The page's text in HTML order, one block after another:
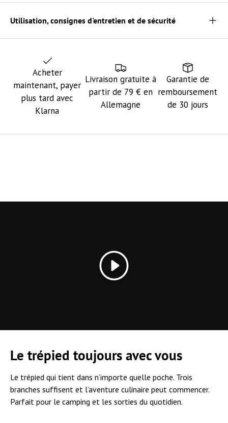
Utilisation, consignes d'entretien et de sécurité
Acheter
maintenant, payer
plus tard avec
Klarna
Livraison gratuite à
partir de 79 € en
Allemagne
Garantie de
remboursement
de 30 jours
Lecture
Le trépied toujours avec vous
Le trépied qui tient dans n’importe quelle poche. Trois
branches suffisent et l’aventure culinaire peut commencer.
Parfait pour le camping et les sorties du quotidien.